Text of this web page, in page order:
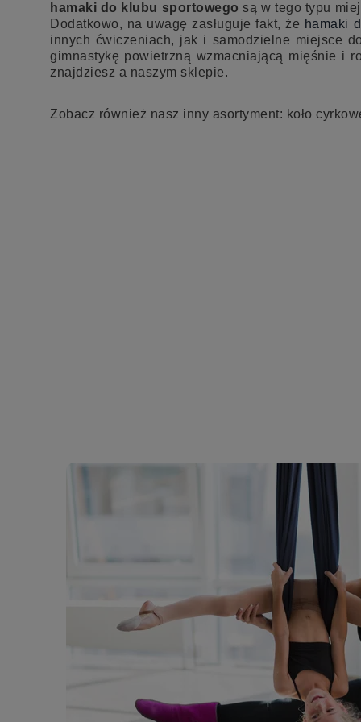
hamaki do klubu sportowegosą w tego typu
Dodatkowo, na uwagę zasługuje fakt, że hamaki
innych ćwiczeniach, jak i samodzielne miejsce
gimnastykę powietrzną wzmacniającą mięśnie i
znajdziesz a naszym sklepie.
Zobacz również nasz inny asortyment: koło